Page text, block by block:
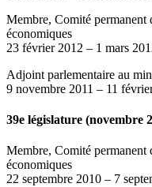
Membre, Comité permanent
économiques
23 février 2012 – 1 mars
Adjoint parlementaire au
9 novembre 2011 – 11
39e législature (novembre
Membre, Comité permanent
économiques
22 septembre 2010 – 7